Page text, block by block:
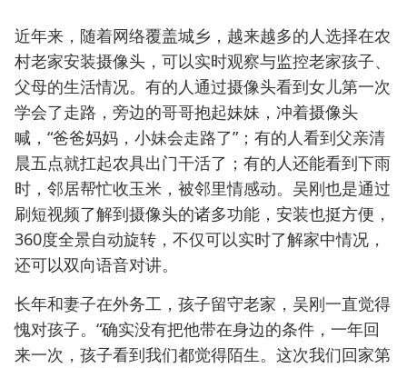
近年来，随着网络覆盖城乡，越来越多的人选择在农
村老家安装摄像头，可以实时观察与监控老家孩子、
父母的生活情况。有的人通过摄像头看到女儿第一次
学会了走路，旁边的哥哥抱起妹妹，冲着摄像头
喊，“爸爸妈妈，小妹会走路了”；有的人看到父亲清
晨五点就扛起农具出门干活了；有的人还能看到下雨
时，邻居帮忙收玉米，被邻里情感动。吴刚也是通过
刷短视频了解到摄像头的诸多功能，安装也挺方便，
360度全景自动旋转，不仅可以实时了解家中情况，
还可以双向语音对讲。
长年和妻子在外务工，孩子留守老家，吴刚一直觉得
愧对孩子。“确实没有把他带在身边的条件，一年回
来一次，孩子看到我们都觉得陌生。这次我们回家第